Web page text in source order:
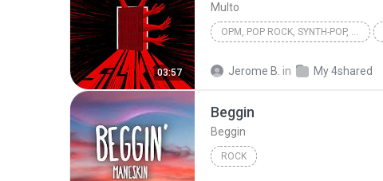
03:57
Multo
OPM, POP ROCK, SYNTH-POP, POP
Jerome B. in My 4shared
Beggin
Beggin
ROCK